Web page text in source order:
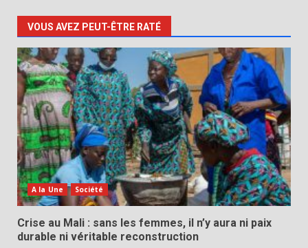
VOUS AVEZ PEUT-ÊTRE RATÉ
A la Une Société
Crise au Mali : sans les femmes, il n’y aura ni paix
durable ni véritable reconstruction